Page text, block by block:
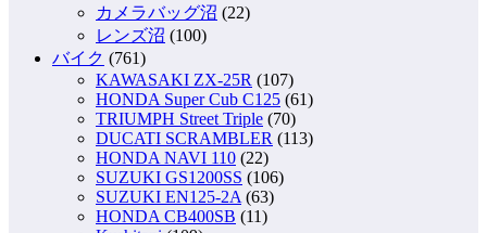
カメラバッグ沼 (22)
レンズ沼 (100)
バイク (761)
KAWASAKI ZX-25R (107)
HONDA Super Cub C125 (61)
TRIUMPH Street Triple (70)
DUCATI SCRAMBLER (113)
HONDA NAVI 110 (22)
SUZUKI GS1200SS (106)
SUZUKI EN125-2A (63)
HONDA CB400SB (11)